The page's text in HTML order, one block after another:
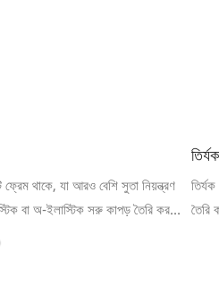
থাকে, যা আরও বেশি সুতা নিয়ন্ত্রণ
বা অ-ইলাস্টিক সরু কাপড় তৈরি করতে
তৈরি